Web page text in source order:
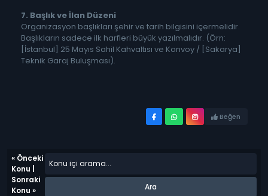
7. Başlık ve İlan Düzeni
Organizasyon başlıkları şehir ve tarih bilgisini içermelidir.
Başlıkların sadece ilk harfleri büyük yazılmalıdır. (Örn:
[İstanbul] 25 Mayıs Sahil Kahvaltısı ve Konvoy / [Sakarya]
Teknik Garaj Buluşması).
Beğen
« Önceki
Konu
Sonraki
Konu »